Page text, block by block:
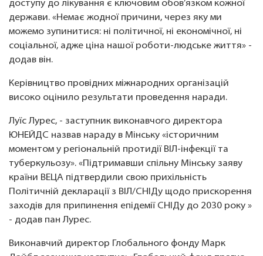
доступу до лікування є ключовим обов’язком кожної
держави. «Немає жодної причини, через яку ми
можемо зупинитися: ні політичної, ні економічної, ні
соціальної, адже ціна нашої роботи-людське життя» -
додав він.
Керівництво провідних міжнародних організацій
високо оцінило результати проведення наради.
Луїс Лурес, - заступник виконавчого директора
ЮНЕЙДС назвав нараду в Мінську «історичним
моментом у регіональній протидії ВІЛ-інфекції та
туберкульозу». «Підтримавши спільну Мінську заяву
країни ВЕЦА підтвердили свою прихільність
Політичній декларації з ВІЛ/СНІДу щодо прискорення
заходів для припинення епідемії СНІДу до 2030 року »
- додав пан Лурес.
Виконавчий директор Глобального фонду Марк